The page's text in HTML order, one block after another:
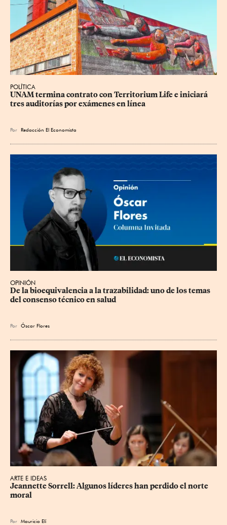
POLÍTICA
UNAM termina contrato con Territorium Life e iniciará
tres auditorías por exámenes en línea
Por Redacción El Economista
OPINIÓN
De la bioequivalencia a la trazabilidad: uno de los temas
del consenso técnico en salud
Por Óscar Flores
ARTE E IDEAS
Jeannette Sorrell: Algunos líderes han perdido el norte
moral
Por Mauricio Elí